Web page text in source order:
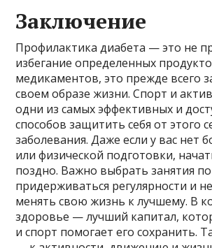
Заключение
Профилактика диабета — это не
избегание определенных
медикаментов, это прежде всего
своем образе жизни. Спорт и
одни из самых эффективных и
способов защитить себя от этого
заболевания. Даже если у вас нет
или физической подготовки,
поздно. Важно выбрать занятия
придерживаться регулярности и
менять свою жизнь к лучшему. В
здоровье — лучший капитал,
и спорт помогает его сохранить.